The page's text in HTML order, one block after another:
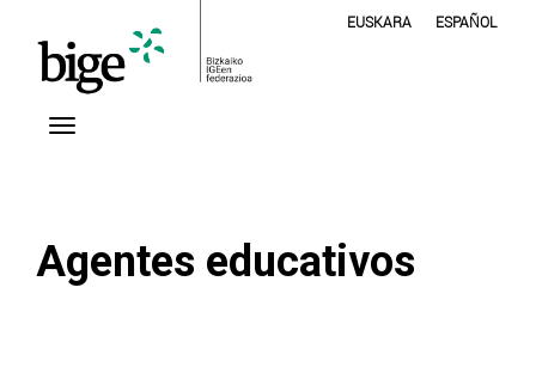
EUSKARA ESPAÑOL
Agentes educativos